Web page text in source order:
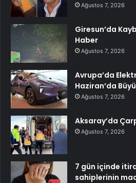
Ağustos 7, 2026
Giresun’da
Haber
Ağustos 7, 2026
Avrupa’da
Haziran’da
Ağustos 7, 2026
Aksaray’da
Ağustos 7, 2026
7 gün içinde
sahiplerinin